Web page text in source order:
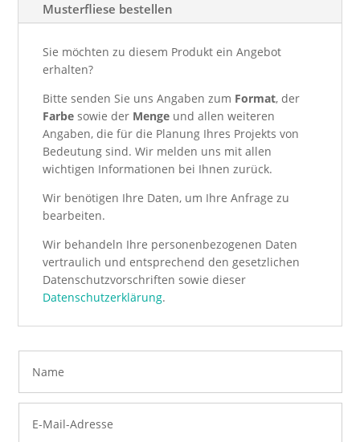
Musterfliese bestellen
Sie möchten zu diesem Produkt ein Angebot
erhalten?
Bitte senden Sie uns Angaben zum Format, der
Farbesowie der Menge und allen weiteren
Angaben, die für die Planung Ihres Projekts von
Bedeutung sind. Wir melden uns mit allen
wichtigen Informationen bei Ihnen zurück.
Wir benötigen Ihre Daten, um Ihre Anfrage zu
bearbeiten.
Wir behandeln Ihre personenbezogenen Daten
vertraulich und entsprechend den gesetzlichen
Datenschutzvorschriften sowie dieser
Datenschutzerklärung.